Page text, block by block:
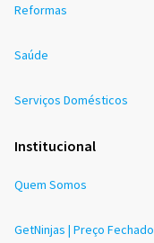
Reformas
Saúde
Serviços Domésticos
Institucional
Quem Somos
GetNinjas | Preço Fechado